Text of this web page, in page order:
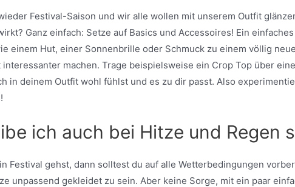
Festival-Saison und wir alle wollen mit unserem Outfit
Ganz einfach: Setze auf Basics und Accessoires! Ein
einem Hut, einer Sonnenbrille oder Schmuck zu einem völlig
interessanter machen. Trage beispielsweise ein Crop Top über
in deinem Outfit wohl fühlst und es zu dir passt. Also
ich auch bei Hitze und Regen
Festival gehst, dann solltest du auf alle Wetterbedingungen
unpassend gekleidet zu sein. Aber keine Sorge, mit ein paar